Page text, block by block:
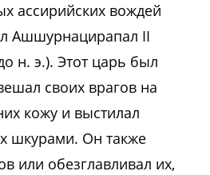
ассирийских вождей
Ашшурнацирапал II
н. э.). Этот царь был
своих врагов на
кожу и выстилал
шкурами. Он также
или обезглавливал их,